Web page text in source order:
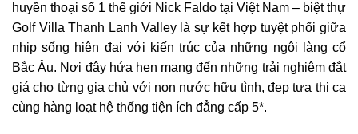
huyền thoại số 1 thế giới Nick Faldo tại Việt Nam – biệt thự
Golf Villa Thanh Lanh Valley là sự kết hợp tuyệt phối giữa
nhịp sống hiện đại với kiến trúc của những ngôi làng cổ
Bắc Âu. Nơi đây hứa hẹn mang đến những trải nghiệm đắt
giá cho từng gia chủ với non nước hữu tình, đẹp tựa thi ca
cùng hàng loạt hệ thống tiện ích đẳng cấp 5*.